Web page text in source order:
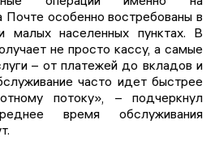
особенно востребованы в
малых населенных пунктах. В
не просто кассу, а самые
– от платежей до вкладов и
часто идет быстрее
потоку», – подчеркнул
время обслуживания